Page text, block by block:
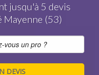
jusqu'à 5 devis
Mayenne (53)